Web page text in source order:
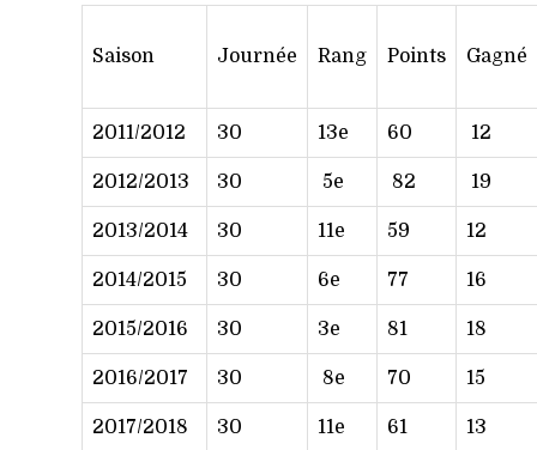
Saison Journée Rang Points Gagné
2011/2012 30 13e 60 12
2012/2013 30 5e 82 19
2013/2014 30 11e 59 12
2014/2015 30 6e 77 16
2015/2016 30 3e 81 18
2016/2017 30 8e 70 15
2017/2018 30 11e 61 13